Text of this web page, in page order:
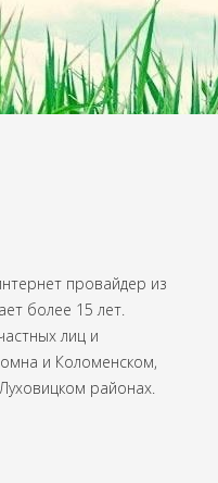
провайдер из
более 15 лет.
лиц и
и Коломенском,
районах.